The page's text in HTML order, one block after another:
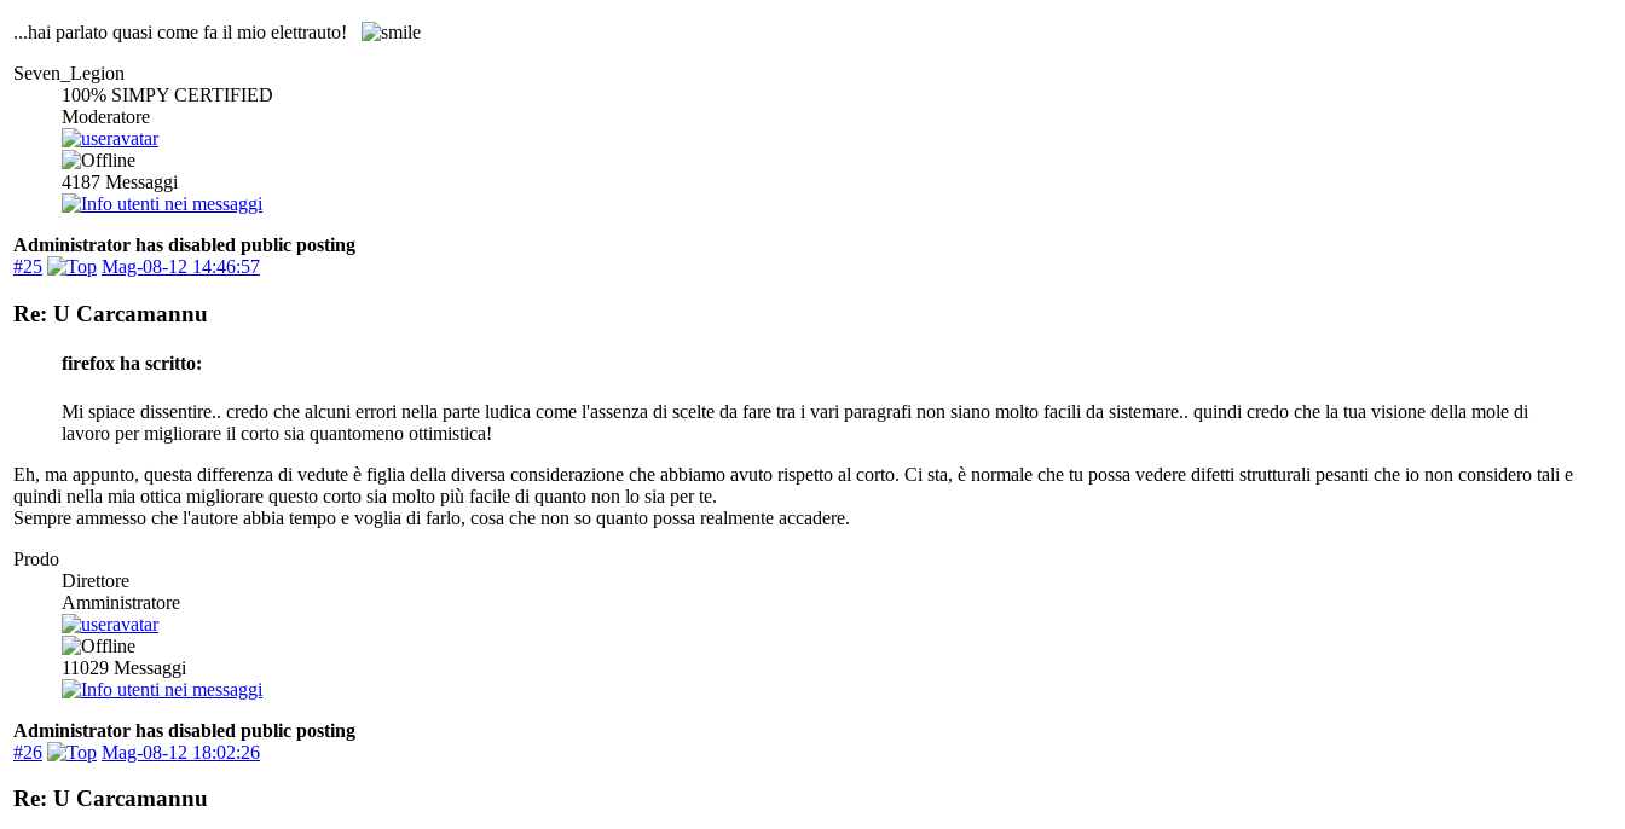
...hai parlato quasi come fa il mio elettrauto!
Seven_Legion
100% SIMPY CERTIFIED
Moderatore
4187 Messaggi
Administrator has disabled public posting
#25
Mag-08-12 14:46:57
Re: U Carcamannu
firefox ha scritto:
Mi spiace dissentire.. credo che alcuni errori nella parte ludica come l'assenza di scelte da fare tra i vari paragrafi non siano molto facili da sistemare.. quindi credo che la tua visione della mole di
lavoro per migliorare il corto sia quantomeno ottimistica!
Eh, ma appunto, questa differenza di vedute è figlia della diversa considerazione che abbiamo avuto rispetto al corto. Ci sta, è normale che tu possa vedere difetti strutturali pesanti che io non considero tali e
quindi nella mia ottica migliorare questo corto sia molto più facile di quanto non lo sia per te.
Sempre ammesso che l'autore abbia tempo e voglia di farlo, cosa che non so quanto possa realmente accadere.
Prodo
Direttore
Amministratore
11029 Messaggi
Administrator has disabled public posting
#26
Mag-08-12 18:02:26
Re: U Carcamannu